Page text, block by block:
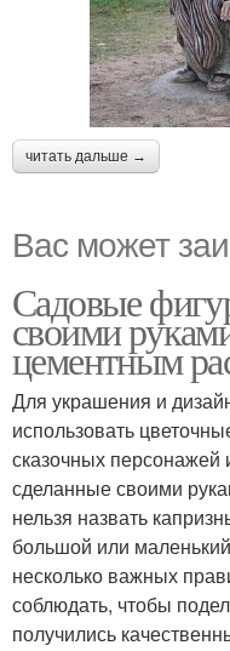
читать дальше →
Вас может
Садовые
своими
цементным
Для украшения и
использовать
сказочных персонажей
сделанные своими
нельзя назвать
большой или
несколько важных
соблюдать, чтобы
получились